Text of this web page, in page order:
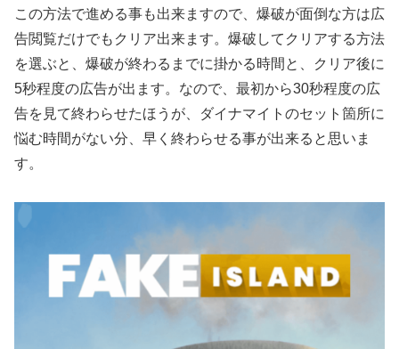
この方法で進める事も出来ますので、爆破が面倒な方は広
告閲覧だけでもクリア出来ます。爆破してクリアする方法
を選ぶと、爆破が終わるまでに掛かる時間と、クリア後に
5秒程度の広告が出ます。なので、最初から30秒程度の広
告を見て終わらせたほうが、ダイナマイトのセット箇所に
悩む時間がない分、早く終わらせる事が出来ると思いま
す。